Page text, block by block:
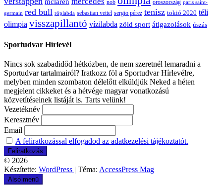
nob oroszország paris saint-
germain red bull röplabda sebastian vettel sergio pérez tenisz tokió 2020 téli
olimpia visszapillantó vízilabda zöld sport átigazolások úszás
Sportudvar Hírlevél
Nincs sok szabadidőd hétközben, de nem szeretnél lemaradni a
Sportudvar tartalmairól? Iratkozz föl a Sportudvar Hírlevélre,
melyben minden szombaton délelőtt elküldjük Neked a héten
megjelent cikkeket és a hétvége magyar vonatkozású
közvetítéseinek listáját is. Tarts velünk!
Vezetéknév
Keresztnév
Email
A feliratkozással elfogadod az adatkezelési tájékoztatót.
© 2026
Készítette: WordPress | Téma: AccessPress Mag
Alsó menü